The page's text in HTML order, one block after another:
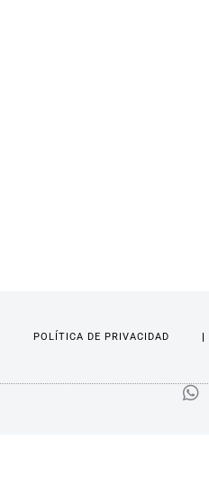
POLÍTICA DE PRIVACIDAD